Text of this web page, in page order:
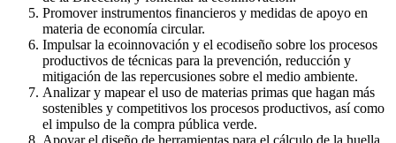
Promover instrumentos financieros y medidas de apoyo en
materia de economía circular.
Impulsar la ecoinnovación y el ecodiseño sobre los procesos
productivos de técnicas para la prevención, reducción y
mitigación de las repercusiones sobre el medio ambiente.
Analizar y mapear el uso de materias primas que hagan más
sostenibles y competitivos los procesos productivos, así como
el impulso de la compra pública verde.
Apoyar el diseño de herramientas para el cálculo de la huella